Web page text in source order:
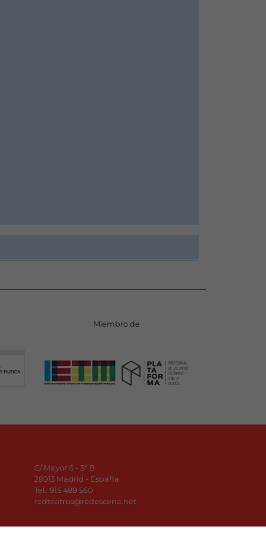
Miembro de
C/ Mayor 6 - 5º B
28013 Madrid - España
Tel.: 915 489 560
redteatros@redescena.net